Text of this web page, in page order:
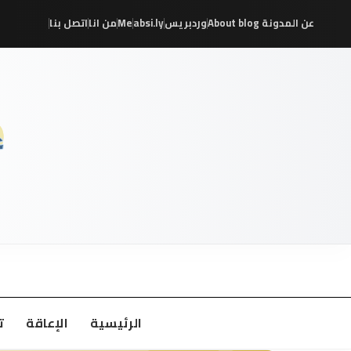
عن المدونة About blog /وردبريس/
absi.ly
/
Me
/من انا/اتصل بنا/
الرئيسية الإعاقة